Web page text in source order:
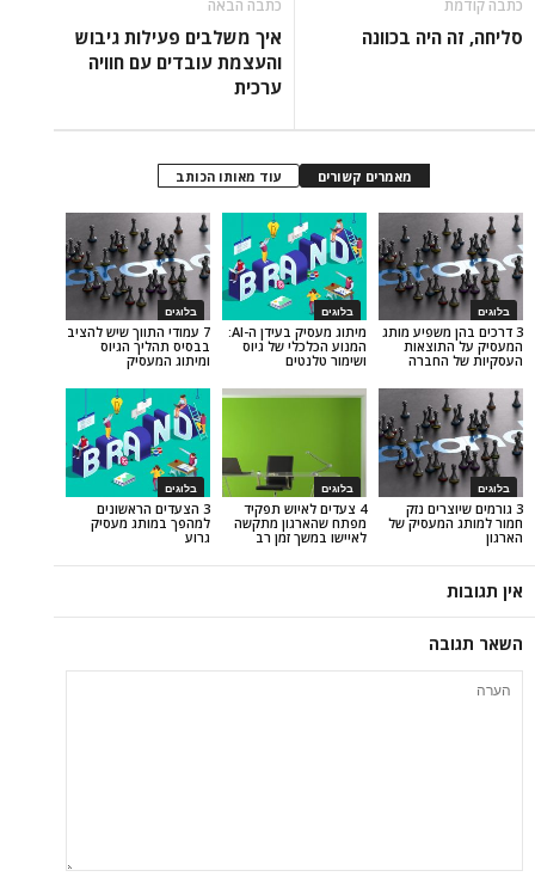
בכוונה
איך משלבים פעילות גיבוש
והעצמת עובדים עם חוויה
עוד מאותו הכותב
בלוגים
7 עמודי התווך שיש להציב
בבסיס תהליך הגיוס
ומיתוג המעסיק
בלוגים
מיתוג מעסיק בעידן ה-AI:
המנוע הכלכלי של גיוס
ושימור טלנטים
מותג
בלוגים
3 הצעדים הראשונים
למהפך במותג מעסיק
גרוע
בלוגים
4 צעדים לאיוש תפקיד
מפתח שהארגון מתקשה
לאיישו במשך זמן רב
נזק
של